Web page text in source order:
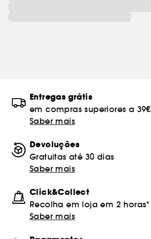
Entregas grátis
em compras superiores a 39€
Saber mais
Devoluções
Gratuitas até 30 dias
Saber mais
Click&Collect
Recolha em loja em 2 horas*
Saber mais